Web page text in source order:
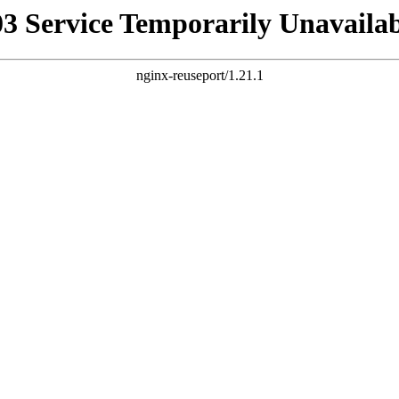
Service Temporarily
nginx-reuseport/1.21.1